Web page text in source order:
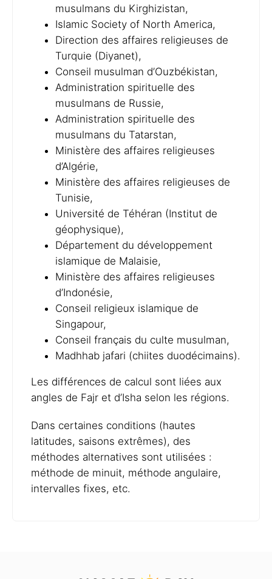
musulmans du Kirghizistan,
Islamic Society of North America,
Direction des affaires religieuses de
Turquie (Diyanet),
Conseil musulman d’Ouzbékistan,
Administration spirituelle des
musulmans de Russie,
Administration spirituelle des
musulmans du Tatarstan,
Ministère des affaires religieuses
d’Algérie,
Ministère des affaires religieuses de
Tunisie,
Université de Téhéran (Institut de
géophysique),
Département du développement
islamique de Malaisie,
Ministère des affaires religieuses
d’Indonésie,
Conseil religieux islamique de
Singapour,
Conseil français du culte musulman,
Madhhab jafari (chiites duodécimains).
Les différences de calcul sont liées aux
angles de Fajr et d’Isha selon les régions.
Dans certaines conditions (hautes
latitudes, saisons extrêmes), des
méthodes alternatives sont utilisées :
méthode de minuit, méthode angulaire,
intervalles fixes, etc.